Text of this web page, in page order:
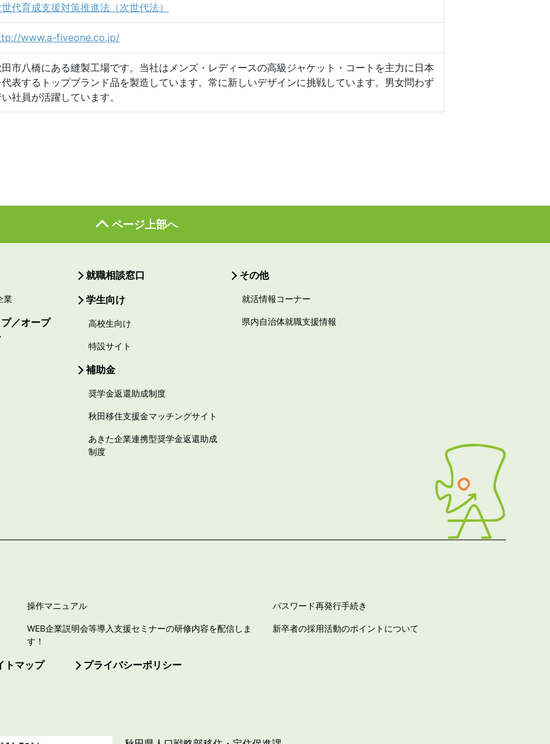
代育成支援対策推進法（次世代法）
www.a-fiveone.co.jp/
市八橋にある縫製工場です。当社はメンズ・レディースの高級ジャケット・コートを主力に日本
表するトップブランド品を製造しています。常に新しいデザインに挑戦しています。男女問わず
社員が活躍しています。
ページ上部へ
業
／オープ
就職相談窓口
学生向け
高校生向け
特設サイト
補助金
奨学金返還助成制度
秋田移住支援金マッチングサイト
あきた企業連携型奨学金返還助成
制度
その他
就活情報コーナー
県内自治体就職支援情報
操作マニュアル パスワード再発行手続き
WEB企業説明会等導入支援セミナーの研修内容を配信しま
す！
新卒者の採用活動のポイントについて
トマップ プライバシーポリシー